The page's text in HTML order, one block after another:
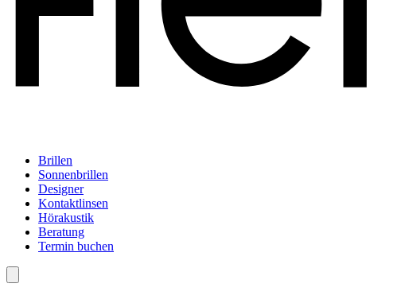
Brillen
Sonnenbrillen
Designer
Kontaktlinsen
Hörakustik
Beratung
Termin buchen